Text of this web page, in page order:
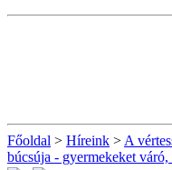
Főoldal > Híreink > A
búcsúja - gyermekeket